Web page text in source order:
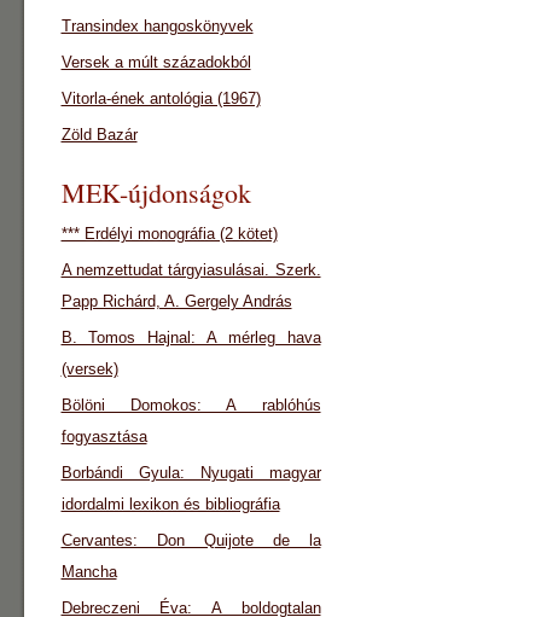
Transindex hangoskönyvek
Versek a múlt századokból
Vitorla-ének antológia (1967)
Zöld Bazár
MEK-újdonságok
*** Erdélyi monográfia (2 kötet)
A nemzettudat tárgyiasulásai. Szerk.
Papp Richárd, A. Gergely András
B. Tomos Hajnal: A mérleg hava
(versek)
Bölöni Domokos: A rablóhús
fogyasztása
Borbándi Gyula: Nyugati magyar
idordalmi lexikon és bibliográfia
Cervantes: Don Quijote de la
Mancha
Debreczeni Éva: A boldogtalan